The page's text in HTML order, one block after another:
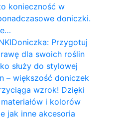
konieczność w
doniczki.
Doniczka: Przygotuj
dla swoich roślin
służy do stylowej
– większość doniczek
wzrok! Dzięki
i kolorów
jak inne akcesoria